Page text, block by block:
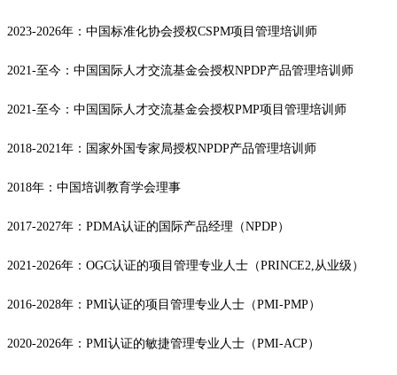
2023-2026年：中国标准化协会授权CSPM项目管理培训师
2021-至今：中国国际人才交流基金会授权NPDP产品管理培训师
2021-至今：中国国际人才交流基金会授权PMP项目管理培训师
2018-2021年：国家外国专家局授权NPDP产品管理培训师
2018年：中国培训教育学会理事
2017-2027年：PDMA认证的国际产品经理（NPDP）
2021-2026年：OGC认证的项目管理专业人士（PRINCE2,从业级）
2016-2028年：PMI认证的项目管理专业人士（PMI-PMP）
2020-2026年：PMI认证的敏捷管理专业人士（PMI-ACP）